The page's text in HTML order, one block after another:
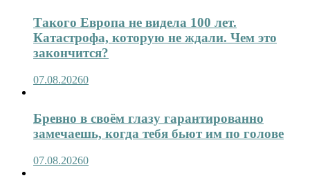
Такого Европа не видела 100 лет.
Катастрофа, которую не ждали. Чем это
закончится?
07.08.20260
Бревно в своём глазу гарантированно
замечаешь, когда тебя бьют им по голове
07.08.20260